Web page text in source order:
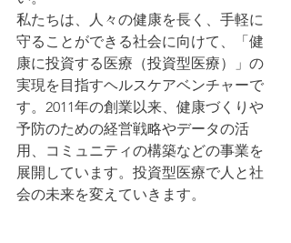
私たちは、人々の健康を長く、手軽に
守ることができる社会に向けて、「健
康に投資する医療（投資型医療）」の
実現を目指すヘルスケアベンチャーで
す。2011年の創業以来、健康づくりや
予防のための経営戦略やデータの活
用、コミュニティの構築などの事業を
展開しています。投資型医療で人と社
会の未来を変えていきます。